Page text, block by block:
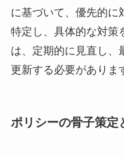
に基づいて、優先的に
特定し、具体的な対策
は、定期的に見直し、
更新する必要がありま
ポリシーの骨子策定